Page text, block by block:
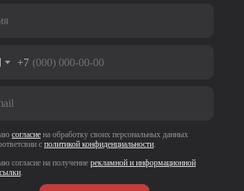
+7
согласие на обработку своих персональных данных
с политикой конфиденциальности
согласие на получение рекламной и информационной